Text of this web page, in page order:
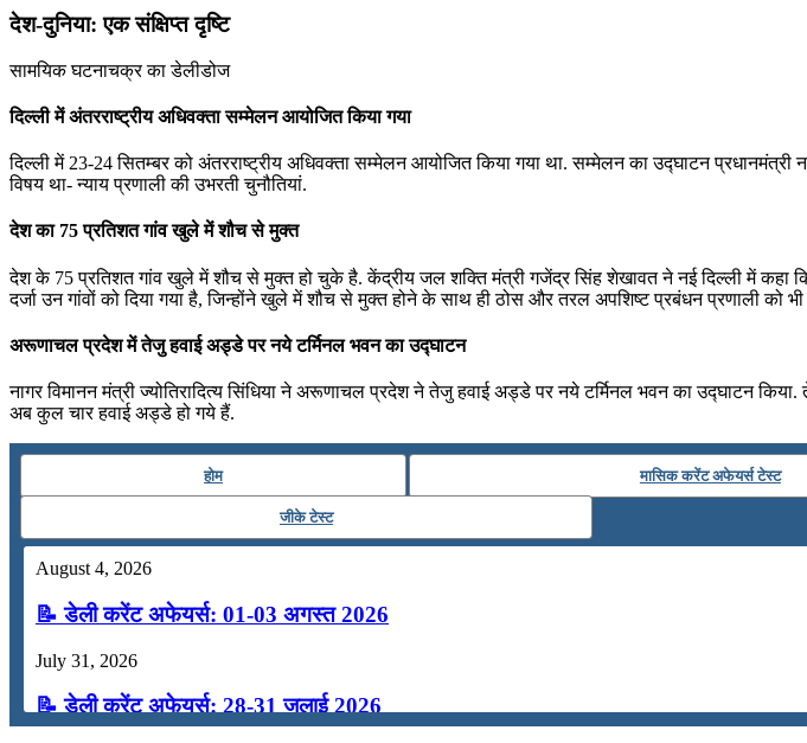
देश-दुनिया: एक संक्षिप्त दृष्टि
सामयिक घटनाचक्र का डेलीडोज
दिल्ली में अंतरराष्ट्रीय अधिवक्ता सम्मेलन आयोजित किया गया
दिल्ली में 23-24 सितम्बर को अंतरराष्ट्रीय अधिवक्ता सम्मेलन आयोजित किया गया था. सम्मेलन का उद्घाटन
विषय था- न्याय प्रणाली की उभरती चुनौतियां.
देश का 75 प्रतिशत गांव खुले में शौच से मुक्‍त
देश के 75 प्रतिशत गांव खुले में शौच से मुक्‍त हो चुके है. केंद्रीय जल शक्ति मंत्री गजेंद्र सिंह शेखावत ने नई दिल्ली में कहा
दर्जा उन गांवों को दिया गया है, जिन्‍होंने खुले में शौच से मुक्‍त होने के साथ ही ठोस और तरल अपशिष्ट प्रबंधन प्रणाली को भी
अरूणाचल प्रदेश में तेजु हवाई अड्डे पर नये टर्मिनल भवन का उद्घाटन
नागर विमानन मंत्री ज्‍योतिरादित्‍य सिंधिया ने अरूणाचल प्रदेश ने तेजु हवाई अड्डे पर नये टर्मिनल भवन का उद्घाटन
अब कुल चार हवाई अड्डे हो गये हैं.
होम मासिक करेंट अफेयर्स टेस्ट
जीके टेस्ट
August 4, 2026
📝 डेली करेंट अफेयर्स: 01-03 अगस्त 2026
July 31, 2026
📝 डेली करेंट अफेयर्स: 28-31 जुलाई 2026